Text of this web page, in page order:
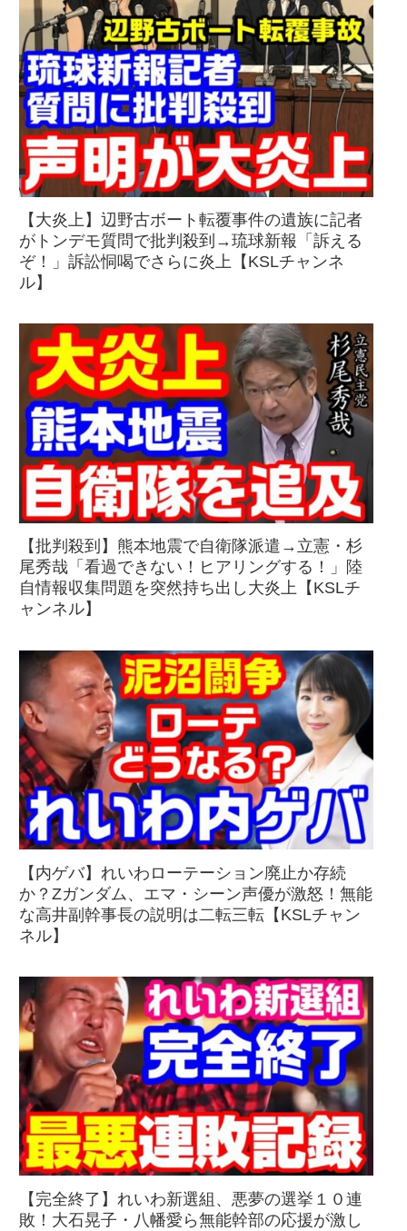
【大炎上】辺野古ボート転覆事件の遺族に記者
がトンデモ質問で批判殺到→琉球新報「訴える
ぞ！」訴訟恫喝でさらに炎上【KSLチャンネ
ル】
【批判殺到】熊本地震で自衛隊派遣→立憲・杉
尾秀哉「看過できない！ヒアリングする！」陸
自情報収集問題を突然持ち出し大炎上【KSLチ
ャンネル】
【内ゲバ】れいわローテーション廃止か存続
か？Zガンダム、エマ・シーン声優が激怒！無能
な高井副幹事長の説明は二転三転【KSLチャン
ネル】
【完全終了】れいわ新選組、悪夢の選挙１０連
敗！大石晃子・八幡愛ら無能幹部の応援が激し